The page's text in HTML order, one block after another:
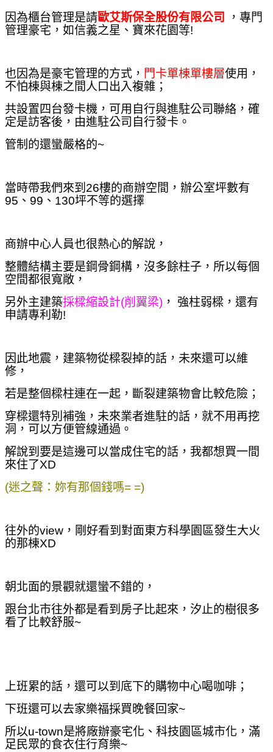
因為櫃台管理是請歐艾斯保全股份有限公司
，專門
管理豪宅，如信義之星、寶來花園等!
也因為是豪宅管理的方式， 門卡單棟單樓層使用，
不怕棟與棟之間人口出入複雜；
共設置四台發卡機，可用自行與進駐公司聯絡，確
定是訪客後， 由進駐公司 自行發卡。
管制的還蠻嚴格的~
當時帶我們來到26樓的商辦空間，辦公室坪數有
95、99、130坪不等的選擇
商辦中心人員也很熱心的解說，
整體結構主要是鋼骨鋼構，沒多餘柱子，所以每個
空間都很寬敞，
另外主建築採樑縮設計(削翼梁) ， 強柱弱樑， 還有
申請專利勒!
因此地震，建築物從樑裂掉的話，未來還可以維
修，
若是整個樑柱連在一起，斷裂建築物會比較危險；
穿樑還特別補強，未來業者進駐的話，就不用再挖
洞，可以方便管線通過。
解說到要是這邊可以當成住宅的話，我都想買一間
來住了XD
(迷之聲：妳有那個錢嗎= =)
往外的view，剛好看到對面東方科學園區發生大火
的那棟XD
朝北面的景觀就還蠻不錯的，
跟台北市往外都是看到房子比起來，汐止的樹很多
看了比較舒服~
上班累的話，還可以到底下的購物中心喝咖啡；
下班還可以去家樂福採買晚餐回家~
所以u-town是將廠辦豪宅化、科技園區城市化，滿
足民眾的食衣住行育樂~